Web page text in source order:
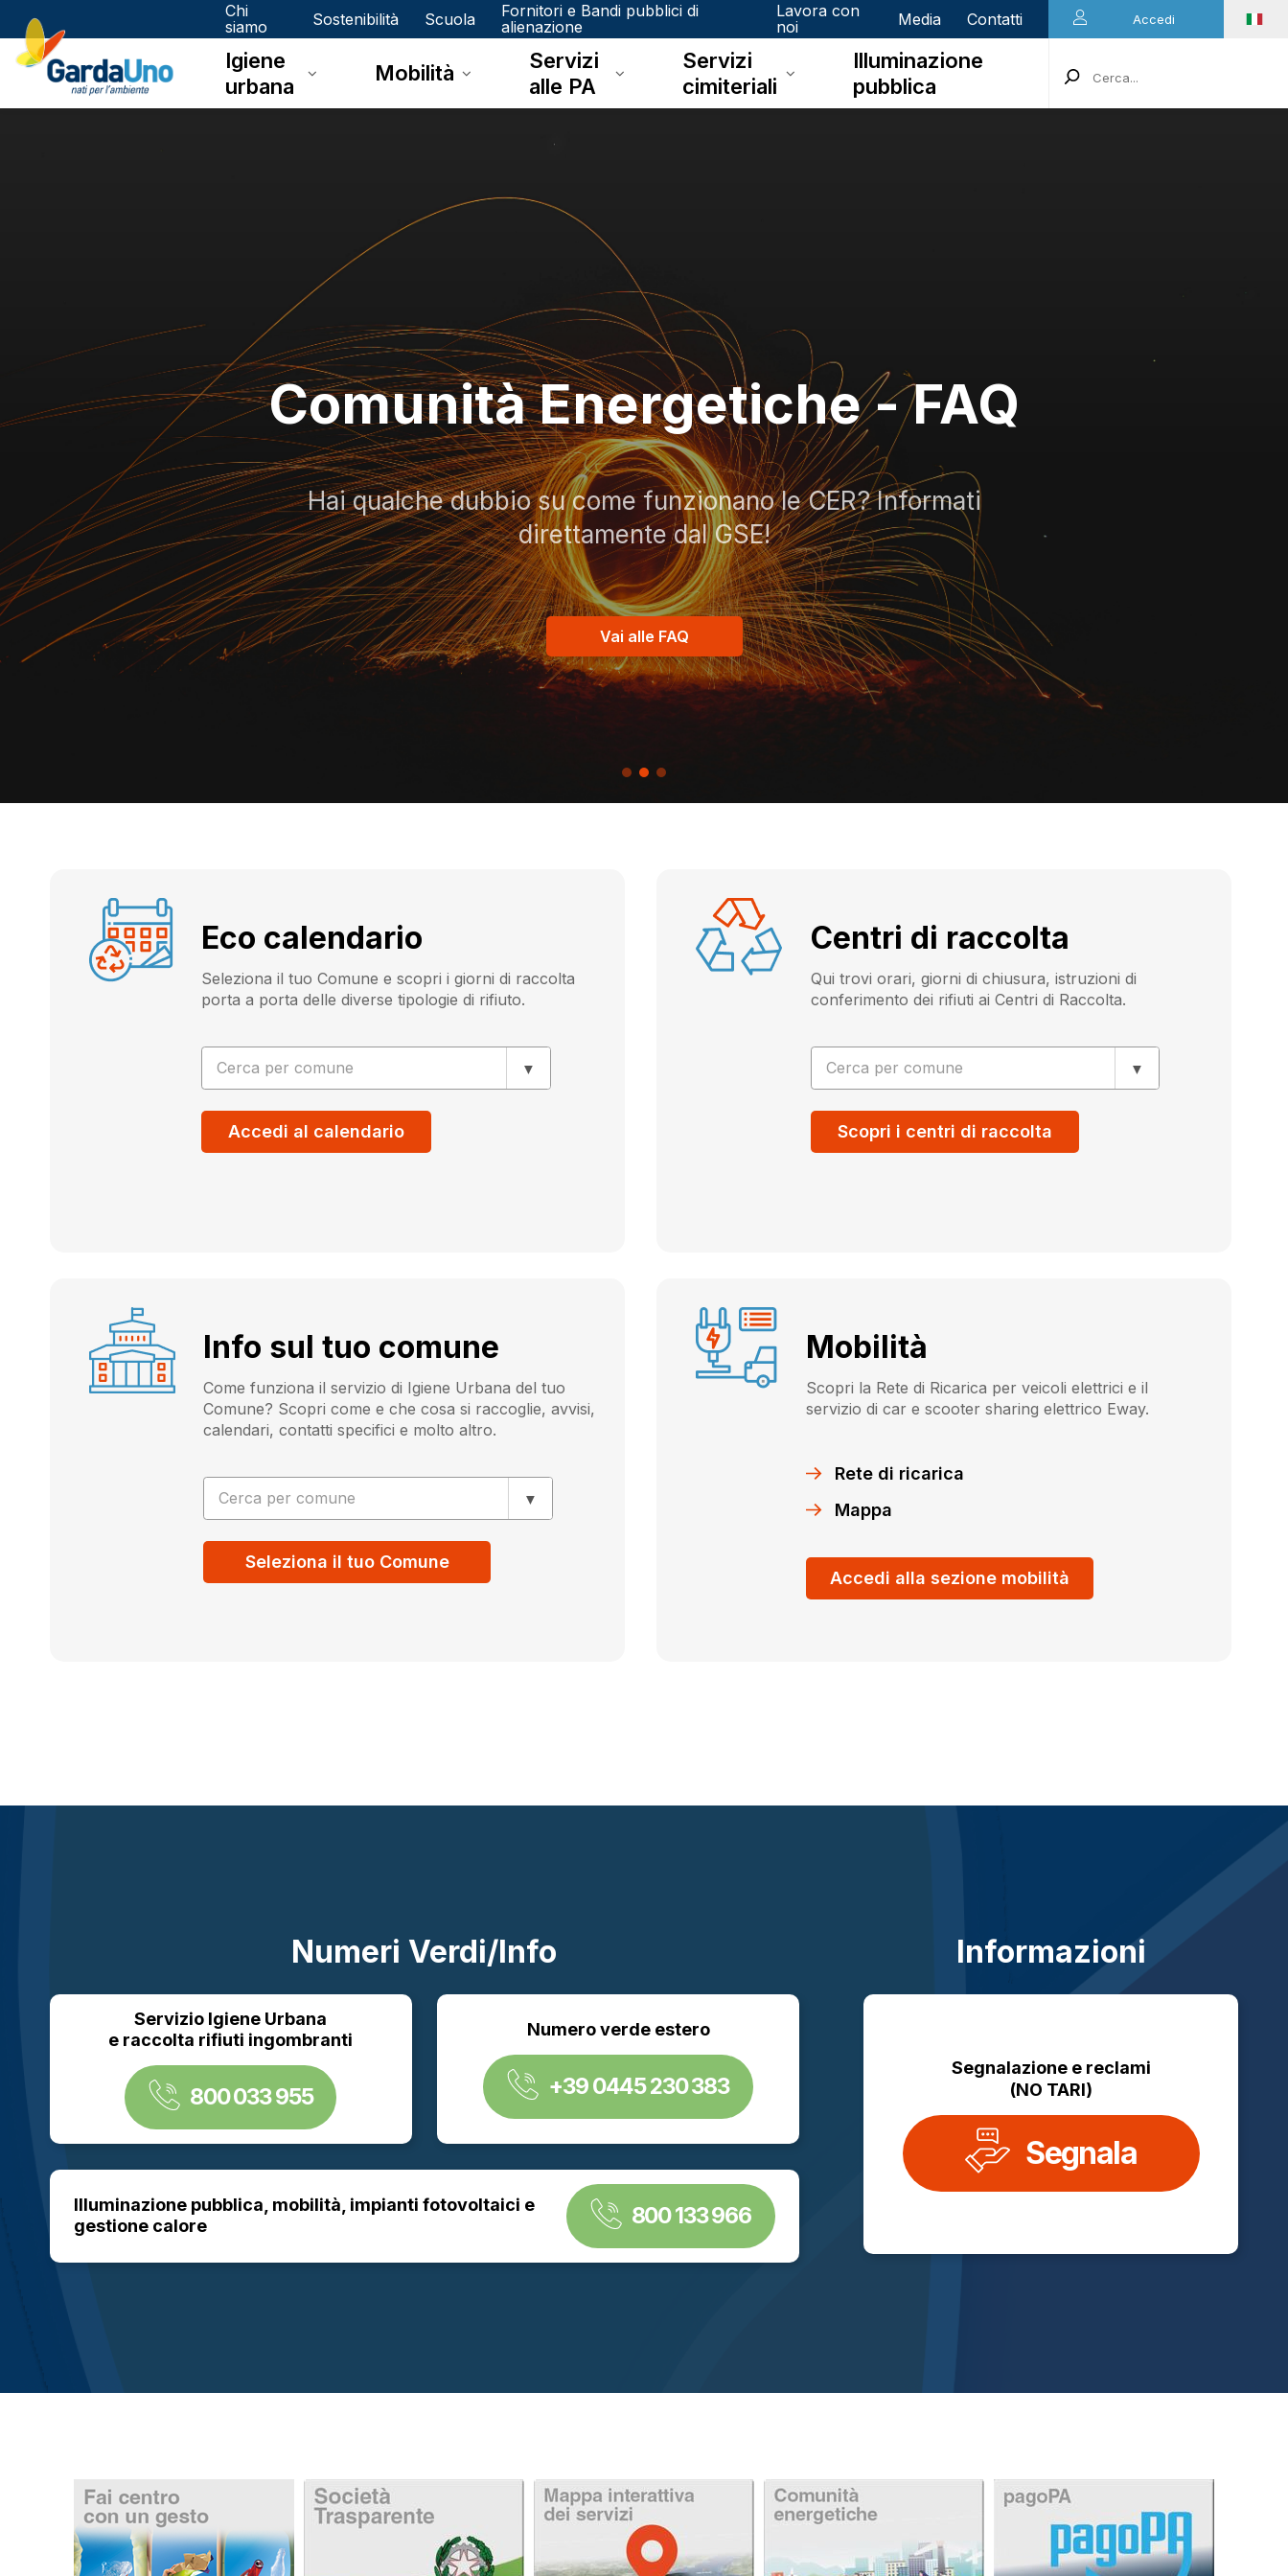
Gardauno
Spa
Chi
siamo
Sostenibilità Scuola
Fornitori e Bandi pubblici di
alienazione
Lavora con
noi
Media Contatti Accedi
Igiene
urbana
Mobilità
Servizi
alle PA
Servizi
cimiteriali
Illuminazione
pubblica
Comunità Energetiche - FAQ
Hai qualche dubbio su come funzionano le CER? Informati
direttamente dal GSE!
Vai alle FAQ
Eco calendario
Seleziona il tuo Comune e scopri i giorni di raccolta
porta a porta delle diverse tipologie di rifiuto.
Cerca per comune
Accedi al calendario
Centri di raccolta
Qui trovi orari, giorni di chiusura, istruzioni di
conferimento dei rifiuti ai Centri di Raccolta.
Cerca per comune
Scopri i centri di raccolta
Info sul tuo comune
Come funziona il servizio di Igiene Urbana del tuo
Comune? Scopri come e che cosa si raccoglie, avvisi,
calendari, contatti specifici e molto altro.
Cerca per comune
Seleziona il tuo Comune
Mobilità
Scopri la Rete di Ricarica per veicoli elettrici e il
servizio di car e scooter sharing elettrico Eway.
Rete di ricarica
Mappa
Accedi alla sezione mobilità
Numeri Verdi/Info
Servizio Igiene Urbana
e raccolta rifiuti ingombranti
800 033 955
Numero verde estero
+39 0445 230 383
Illuminazione pubblica, mobilità, impianti fotovoltaici e
gestione calore
800 133 966
Informazioni
Segnalazione e reclami
(NO TARI)
Segnala